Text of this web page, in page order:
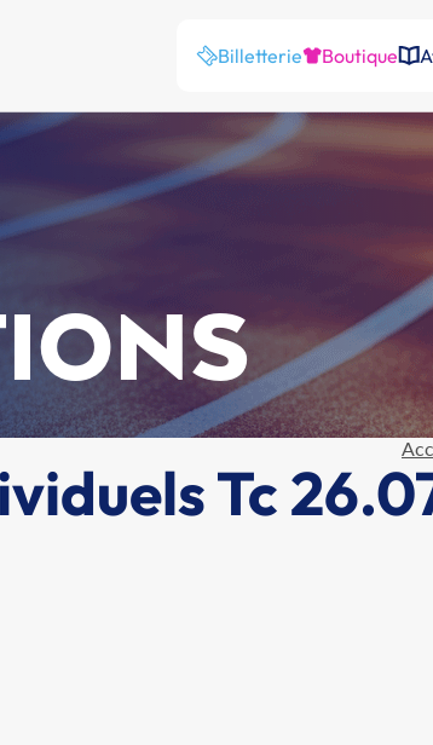
Billetterie Boutique
Tc